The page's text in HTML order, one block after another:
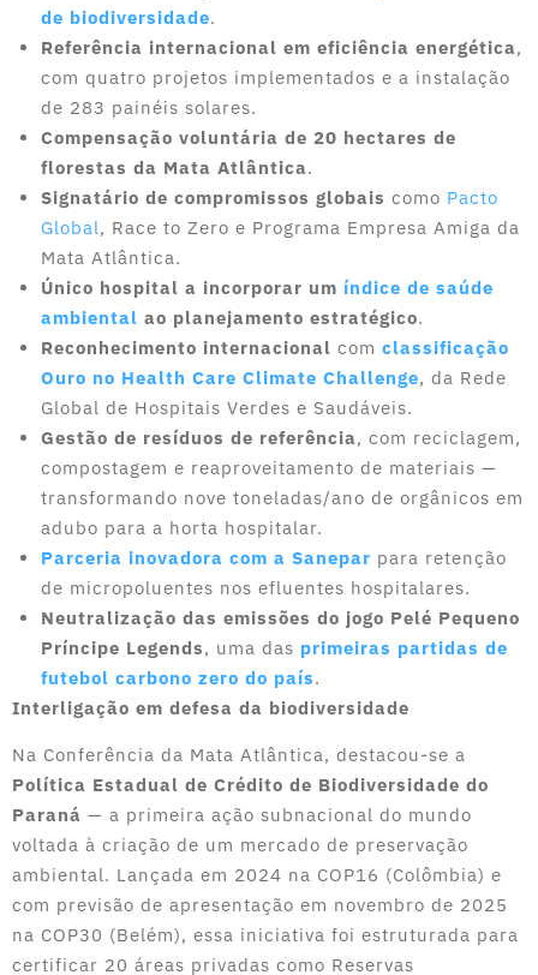
de biodiversidade.
Referência internacional em eficiência energética,
com quatro projetos implementados e a instalação
de 283 painéis solares.
Compensação voluntária de 20 hectares de
florestas da Mata Atlântica.
Signatário de compromissos globais como Pacto
Global, Race to Zero e Programa Empresa Amiga da
Mata Atlântica.
Único hospital a incorporar um índice de saúde
ambiental ao planejamento estratégico.
Reconhecimento internacional com classificação
Ouro no Health Care Climate Challenge, da Rede
Global de Hospitais Verdes e Saudáveis.
Gestão de resíduos de referência, com reciclagem,
compostagem e reaproveitamento de materiais —
transformando nove toneladas/ano de orgânicos em
adubo para a horta hospitalar.
Parceria inovadora com a Sanepar para retenção
de micropoluentes nos efluentes hospitalares.
Neutralização das emissões do jogo Pelé Pequeno
Príncipe Legends, uma das primeiras partidas de
futebol carbono zero do país.
Interligação em defesa da biodiversidade
Na Conferência da Mata Atlântica, destacou-se a
Política Estadual de Crédito de Biodiversidade do
Paraná — a primeira ação subnacional do mundo
voltada à criação de um mercado de preservação
ambiental. Lançada em 2024 na COP16 (Colômbia) e
com previsão de apresentação em novembro de 2025
na COP30 (Belém), essa iniciativa foi estruturada para
certificar 20 áreas privadas como Reservas